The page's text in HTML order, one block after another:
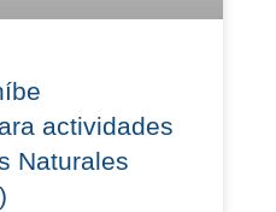
actividades
Naturales